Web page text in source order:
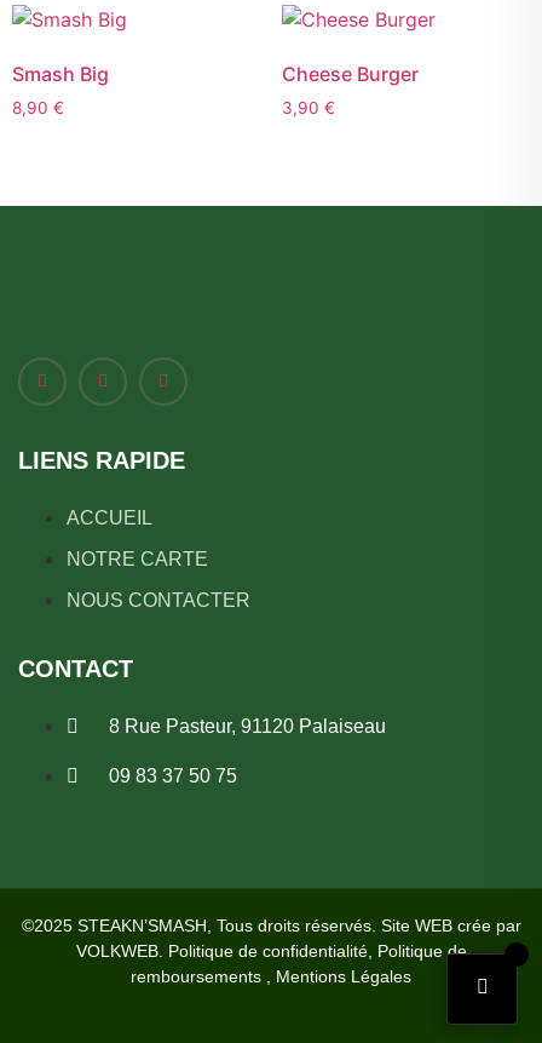
Smash Big
8,90 €
Cheese Burger
3,90 €
LIENS RAPIDE
ACCUEIL
NOTRE CARTE
NOUS CONTACTER
CONTACT
8 Rue Pasteur, 91120 Palaiseau
09 83 37 50 75
©2025 STEAKN’SMASH, Tous droits réservés. Site WEB crée par
VOLKWEB. Politique de confidentialité, Politique de
remboursements
Mentions Légales